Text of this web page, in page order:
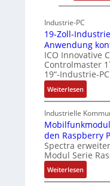
Industrie-PC
19-Zoll-
Anwendung
ICO Innovative
Controlmaster
19“-Industrie-
Weiterlesen:
1
9
-
Z
o
l
l
-
Industrielle
den Raspberry
Spectra
Modul Serie
Weiterlesen:
M